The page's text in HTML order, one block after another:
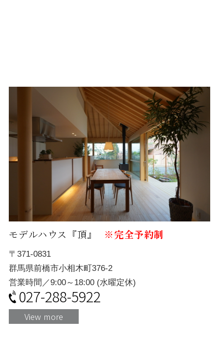
モデルハウス『頂』 ※完全予約制
〒371-0831
群馬県前橋市小相木町376-2
営業時間／9:00～18:00 (水曜定休)
027-288-5922
View more